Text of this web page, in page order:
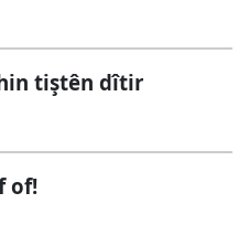
tiştên dîtir
of!